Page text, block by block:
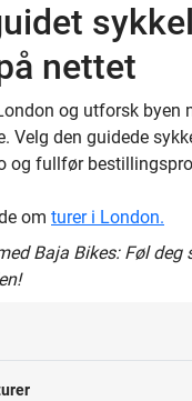
nettet
og utforsk byen
Velg den guidede
og fullfør
om turer i London.
Baja Bikes: Føl deg